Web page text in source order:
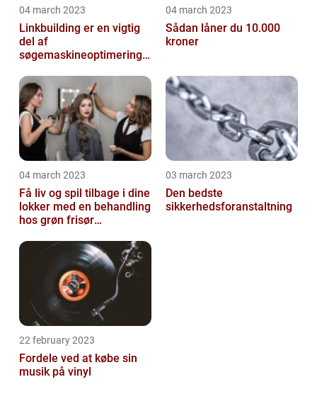
04 march 2023
Linkbuilding er en vigtig
del af
søgemaskineoptimeringe
04 march 2023
Sådan låner du 10.000
kroner
04 march 2023
Få liv og spil tilbage i dine
lokker med en behandling
hos grøn frisør
03 march 2023
Den bedste
sikkerhedsforanstaltning
22 february 2023
Fordele ved at købe sin
musik på vinyl